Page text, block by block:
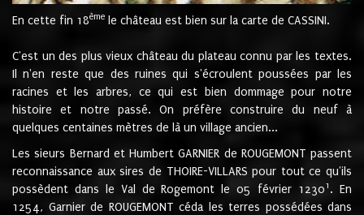
En cette fin 18ème le château est bien sur la carte de CASSINI.
C'est un des plus vieux château du plateau connu par les textes.
Il n'en reste que des ruines qui s'écroulent poussées par les
racines et les arbres, ce qui est bien dommage pour notre
histoire et notre passé. On préfère construire du neuf à
quelques centaines mètres de là un village ancien...
Les sieurs Bernard et Humbert GARNIER de ROUGEMONT passent
reconnaissance aux sires de THOIRE-VILLARS pour tout ce qu'ils
possèdent dans le Val de Rogemont le 05 février 12301 . En
1254, Garnier de ROUGEMONT céda les terres possédées dans